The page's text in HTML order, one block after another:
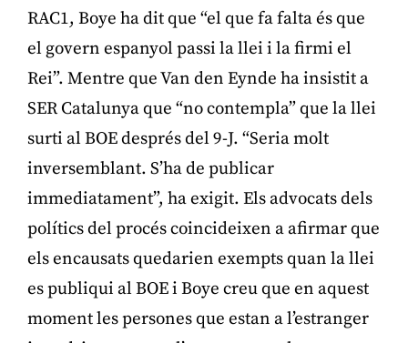
RAC1, Boye ha dit que “el que fa falta és que
el govern espanyol passi la llei i la firmi el
Rei”. Mentre que Van den Eynde ha insistit a
SER Catalunya que “no contempla” que la llei
surti al BOE després del 9-J. “Seria molt
inversemblant. S’ha de publicar
immediatament”, ha exigit. Els advocats dels
polítics del procés coincideixen a afirmar que
els encausats quedarien exempts quan la llei
es publiqui al BOE i Boye creu que en aquest
moment les persones que estan a l’estranger